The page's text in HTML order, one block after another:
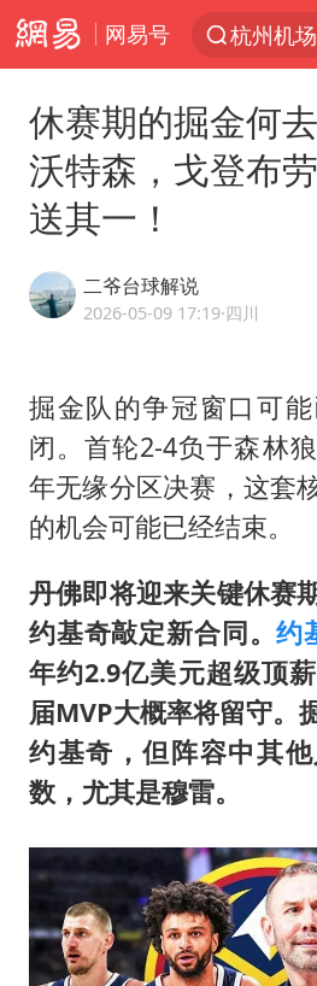
网易号
杭州机
《披荆
王艺迪
韩军前
《龙餐
休赛期的掘金何
沃特森，戈登布
送其一！
二爷台球解说
2026-05-09 17:19·四川
掘金队的争冠窗口可
闭。首轮2-4负于森林
年无缘分区决赛，这套
的机会可能已经结束。
丹佛即将迎来关键休赛
约基奇敲定新合同。约
年约2.9亿美元超级顶
届MVP大概率将留守。
约基奇，但阵容中其
数，尤其是穆雷。